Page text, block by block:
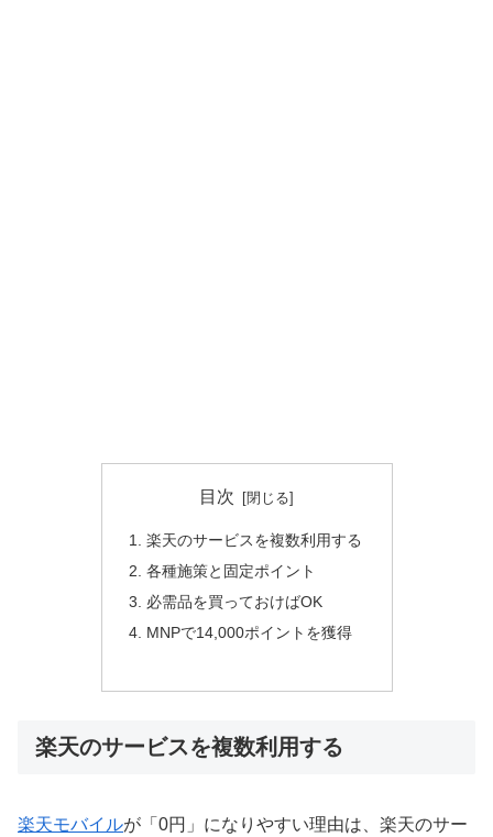
目次
楽天のサービスを複数利用する
各種施策と固定ポイント
必需品を買っておけばOK
MNPで14,000ポイントを獲得
楽天のサービスを複数利用する
楽天モバイルが「0円」になりやすい理由は、楽天のサー